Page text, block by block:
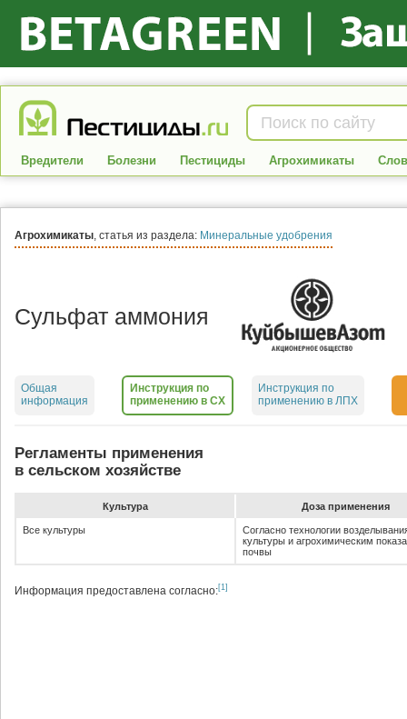
Вредители Болезни Пестициды Агрохимикаты
Агрохимикаты, статья из раздела: Минеральные удобрения
Сульфат аммония
Общая
информация
Инструкция по
применению в СХ
Инструкция по
применению в ЛПХ
Регламенты применения
в сельском хозяйстве
Культура До­за при­ме­не­ния
Все культуры
Согласно технологии
культуры и агрохимическим
почвы
Информация предоставлена согласно:[1]